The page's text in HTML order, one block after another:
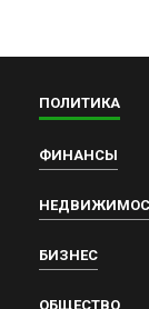
ПОЛИТИКА
ФИНАНСЫ
БИЗНЕС
ОБЩЕСТВО